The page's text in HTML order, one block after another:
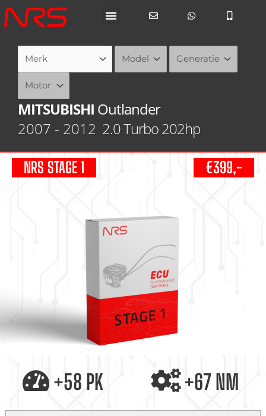
Ga
naar
MITSUBISHI Outlander
2007 - 2012 2.0 Turbo 202hp
NRS STAGE 1 €399,-
+58 PK +67 NM